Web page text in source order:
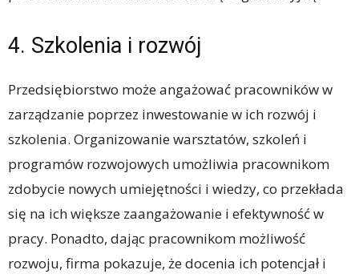
4. Szkolenia i rozwój
Przedsiębiorstwo może angażować pracowników w
zarządzanie poprzez inwestowanie w ich rozwój i
szkolenia. Organizowanie warsztatów, szkoleń i
programów rozwojowych umożliwia pracownikom
zdobycie nowych umiejętności i wiedzy, co przekłada
się na ich większe zaangażowanie i efektywność w
pracy. Ponadto, dając pracownikom możliwość
rozwoju, firma pokazuje, że docenia ich potencjał i